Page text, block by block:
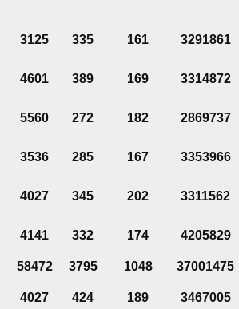
3125 335 161 3291861
4601 389 169 3314872
5560 272 182 2869737
3536 285 167 3353966
4027 345 202 3311562
4141 332 174 4205829
58472 3795 1048
37001475
4027 424 189 3467005